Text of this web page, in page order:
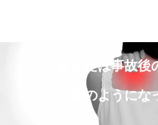
あなたは事故
下記のようにな